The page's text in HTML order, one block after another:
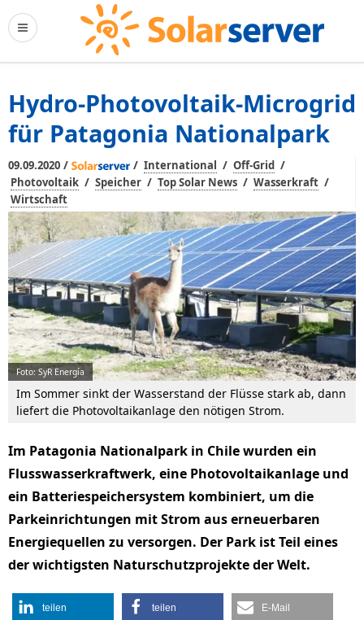
Hydro-Photovoltaik-Microgrid
für Patagonia Nationalpark
09.09.2020 / / International / Off-Grid /
Photovoltaik / Speicher / Top Solar News / Wasserkraft /
Wirtschaft
Foto: SyR Energía
Im Sommer sinkt der Wasserstand der Flüsse stark ab, dann
liefert die Photovoltaikanlage den nötigen Strom.
Im Patagonia Nationalpark in Chile wurden ein
Flusswasserkraftwerk, eine Photovoltaikanlage und
ein Batteriespeichersystem kombiniert, um die
Parkeinrichtungen mit Strom aus erneuerbaren
Energiequellen zu versorgen. Der Park ist Teil eines
der wichtigsten Naturschutzprojekte der Welt.
teilen teilen E-Mail